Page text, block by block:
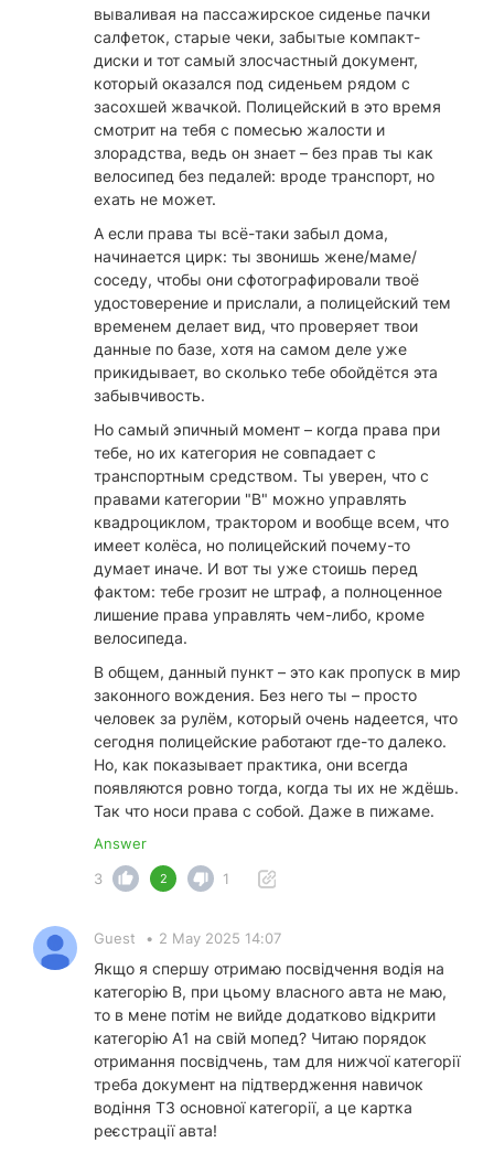
вываливая на пассажирское сиденье пачки
салфеток, старые чеки, забытые компакт-
диски и тот самый злосчастный документ,
который оказался под сиденьем рядом с
засохшей жвачкой. Полицейский в это время
смотрит на тебя с помесью жалости и
злорадства, ведь он знает – без прав ты как
велосипед без педалей: вроде транспорт, но
ехать не может.
А если права ты всё-таки забыл дома,
начинается цирк: ты звонишь жене/маме/
соседу, чтобы они сфотографировали твоё
удостоверение и прислали, а полицейский тем
временем делает вид, что проверяет твои
данные по базе, хотя на самом деле уже
прикидывает, во сколько тебе обойдётся эта
забывчивость.
Но самый эпичный момент – когда права при
тебе, но их категория не совпадает с
транспортным средством. Ты уверен, что с
правами категории "B" можно управлять
квадроциклом, трактором и вообще всем, что
имеет колёса, но полицейский почему-то
думает иначе. И вот ты уже стоишь перед
фактом: тебе грозит не штраф, а полноценное
лишение права управлять чем-либо, кроме
велосипеда.
В общем, данный пункт – это как пропуск в мир
законного вождения. Без него ты – просто
человек за рулём, который очень надеется, что
сегодня полицейские работают где-то далеко.
Но, как показывает практика, они всегда
появляются ровно тогда, когда ты их не ждёшь.
Так что носи права с собой. Даже в пижаме.
Answer
3
2 1
Guest • 2 May 2025 14:07
Якщо я спершу отримаю посвідчення водія на
категорію B, при цьому власного авта не маю,
то в мене потім не вийде додатково відкрити
категорію A1 на свій мопед? Читаю порядок
отримання посвідчень, там для нижчої категорії
треба документ на підтвердження навичок
водіння ТЗ основної категорії, а це картка
реєстрації авта!